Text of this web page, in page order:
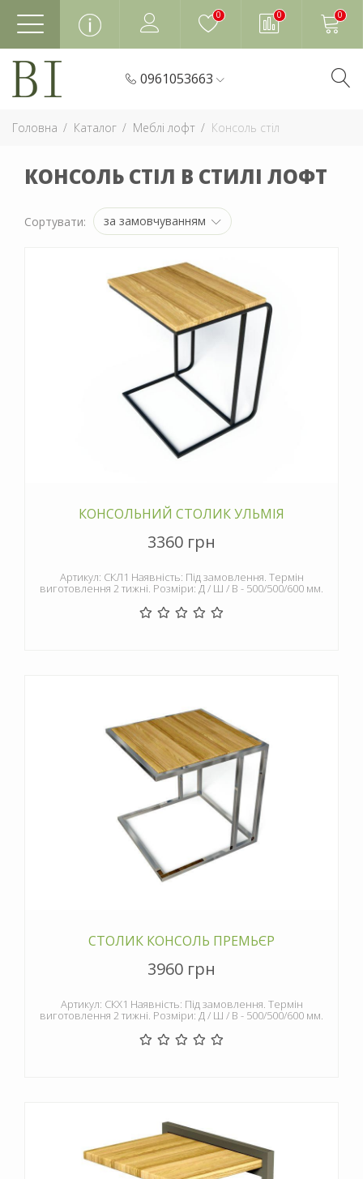
0 0 0
0961053663
Головна Каталог Меблі лофт Консоль стіл
КОНСОЛЬ СТІЛ В СТИЛІ ЛОФТ
Сортувати: за замовчуванням
КОНСОЛЬНИЙ СТОЛИК УЛЬМІЯ
3360 грн
Артикул: СКЛ1 Наявність: Під замовлення. Термін
виготовлення 2 тижні. Розміри: Д / Ш / В - 500/500/600 мм.
СТОЛИК КОНСОЛЬ ПРЕМЬЄР
3960 грн
Артикул: СКХ1 Наявність: Під замовлення. Термін
виготовлення 2 тижні. Розміри: Д / Ш / В - 500/500/600 мм.